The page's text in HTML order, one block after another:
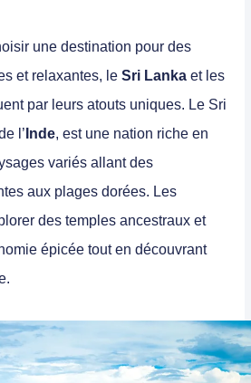
une destination pour des
et relaxantes, le Sri Lanka et les
par leurs atouts uniques. Le Sri
l’ Inde, est une nation riche en
variés allant des
aux plages dorées. Les
des temples ancestraux et
épicée tout en découvrant